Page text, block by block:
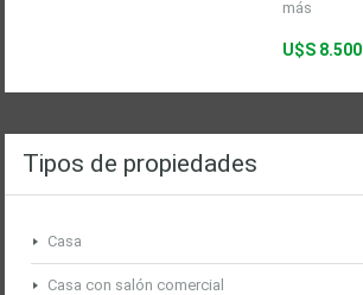
más
U$S 8.500
Tipos de propiedades
Casa
Casa con salón comercial